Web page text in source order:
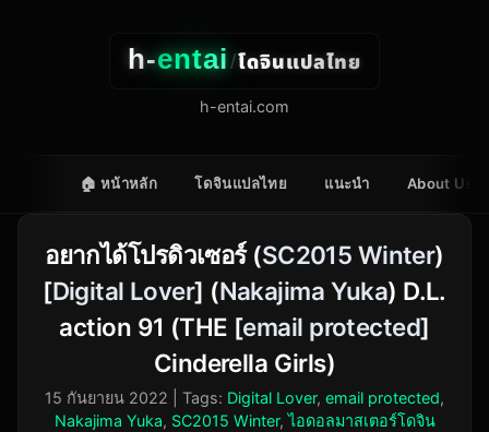
h-entai/โดจินแปลไทย
h-entai.com
🏠 หน้าหลัก โดจินแปลไทย แนะนำ About Us
อยากได้โปรดิวเซอร์ (SC2015 Winter)
[Digital Lover] (Nakajima Yuka) D.L.
action 91 (THE [email protected]
Cinderella Girls)
15 กันยายน 2022 | Tags: Digital Lover, email protected,
Nakajima Yuka, SC2015 Winter,ไอดอลมาสเตอร์โดจิน